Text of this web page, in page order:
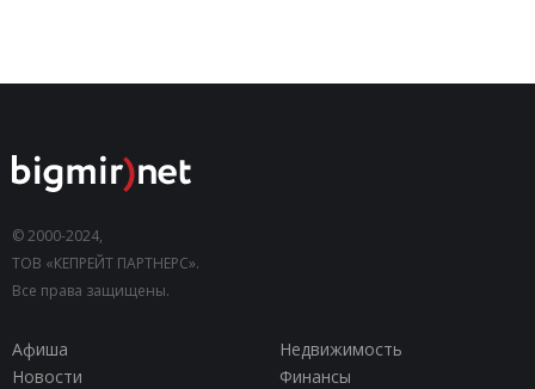
© 2000-2024,
ТОВ «КЕПРЕЙТ ПАРТНЕРС».
Все права защищены.
Афиша
Недвижимость
Новости
Финансы